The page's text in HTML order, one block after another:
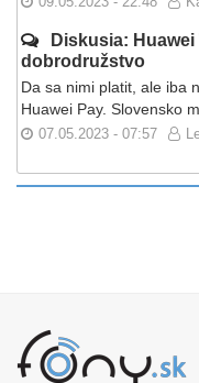
Diskusia:
dobrodružstvo
Da sa nimi platit, ale iba
Huawei Pay. Slovensko
07.05.2023 - 07:57